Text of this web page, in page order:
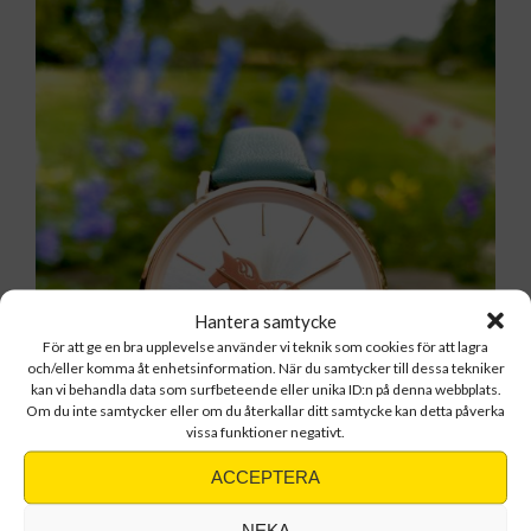
Hantera samtycke
För att ge en bra upplevelse använder vi teknik som cookies för att lagra
och/eller komma åt enhetsinformation. När du samtycker till dessa tekniker
kan vi behandla data som surfbeteende eller unika ID:n på denna webbplats.
Om du inte samtycker eller om du återkallar ditt samtycke kan detta påverka
vissa funktioner negativt.
ACCEPTERA